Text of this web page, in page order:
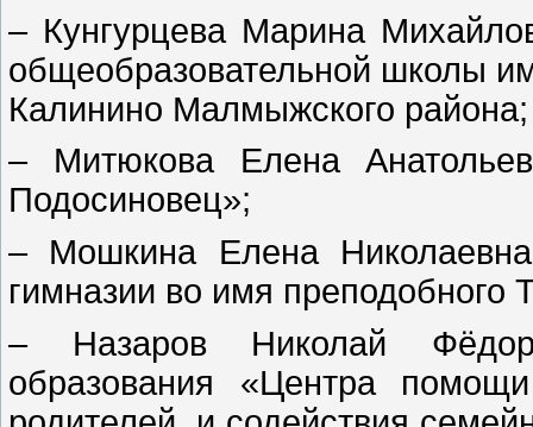
– Кунгурцева Марина
общеобразовательной школы
Калинино Малмыжского района;
– Митюкова Елена
Подосиновец»;
– Мошкина Елена
гимназии во имя преподобного
– Назаров Николай
образования «Центра